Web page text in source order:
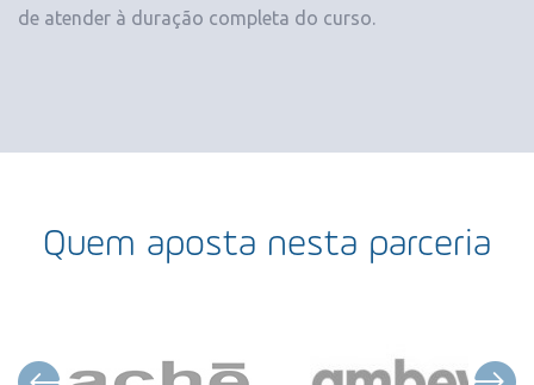
de atender à duração completa do curso.
Quem aposta nesta parceria